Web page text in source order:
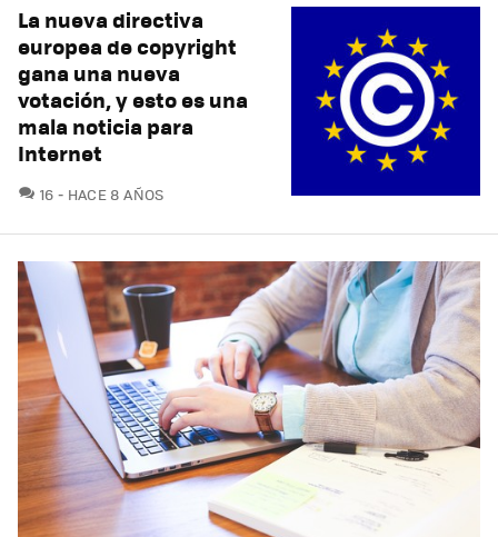
La nueva directiva
europea de copyright
gana una nueva
votación, y esto es una
mala noticia para
Internet
16 COMENTARIOS
HACE 8 AÑOS